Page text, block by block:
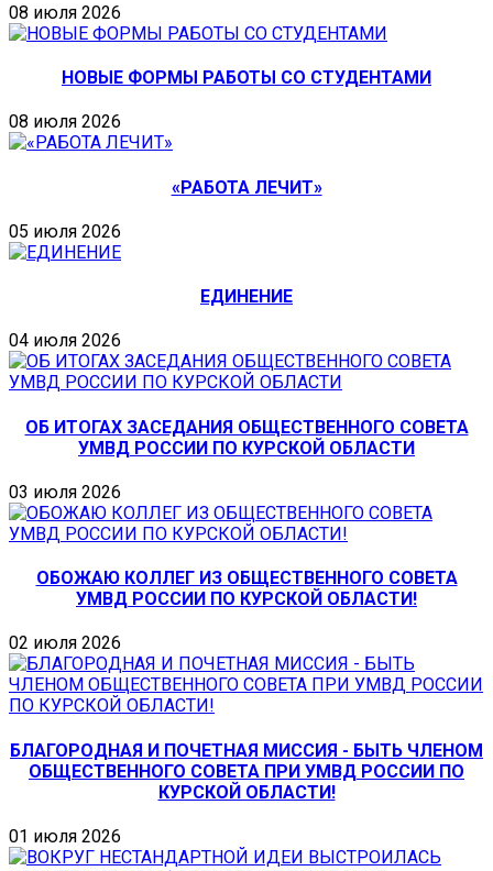
08 июля 2026
НОВЫЕ ФОРМЫ РАБОТЫ СО СТУДЕНТАМИ
08 июля 2026
«РАБОТА ЛЕЧИТ»
05 июля 2026
ЕДИНЕНИЕ
04 июля 2026
ОБ ИТОГАХ ЗАСЕДАНИЯ ОБЩЕСТВЕННОГО СОВЕТА
УМВД РОССИИ ПО КУРСКОЙ ОБЛАСТИ
03 июля 2026
ОБОЖАЮ КОЛЛЕГ ИЗ ОБЩЕСТВЕННОГО СОВЕТА
УМВД РОССИИ ПО КУРСКОЙ ОБЛАСТИ!
02 июля 2026
БЛАГОРОДНАЯ И ПОЧЕТНАЯ МИССИЯ - БЫТЬ ЧЛЕНОМ
ОБЩЕСТВЕННОГО СОВЕТА ПРИ УМВД РОССИИ ПО
КУРСКОЙ ОБЛАСТИ!
01 июля 2026